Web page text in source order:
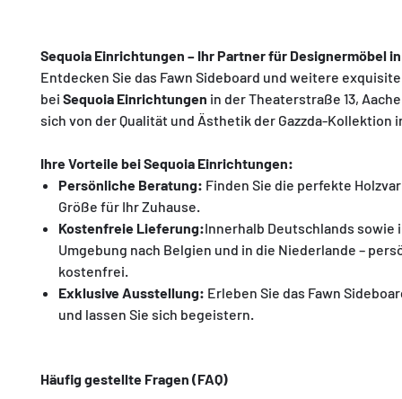
Sequoia Einrichtungen – Ihr Partner für Designermöbel
Entdecken Sie das Fawn Sideboard und weitere
bei Sequoia Einrichtungen in der Theaterstraße 13,
sich von der Qualität und Ästhetik der Gazzda-Kollektion
Ihre Vorteile bei Sequoia Einrichtungen:
Persönliche Beratung: Finden Sie die perfekte
Größe für Ihr Zuhause.
Kostenfreie Lieferung:Innerhalb Deutschlands sowie
Umgebung nach Belgien und in die Niederlande –
kostenfrei.
Exklusive Ausstellung: Erleben Sie das Fawn
und lassen Sie sich begeistern.
Häufig gestellte Fragen (FAQ)